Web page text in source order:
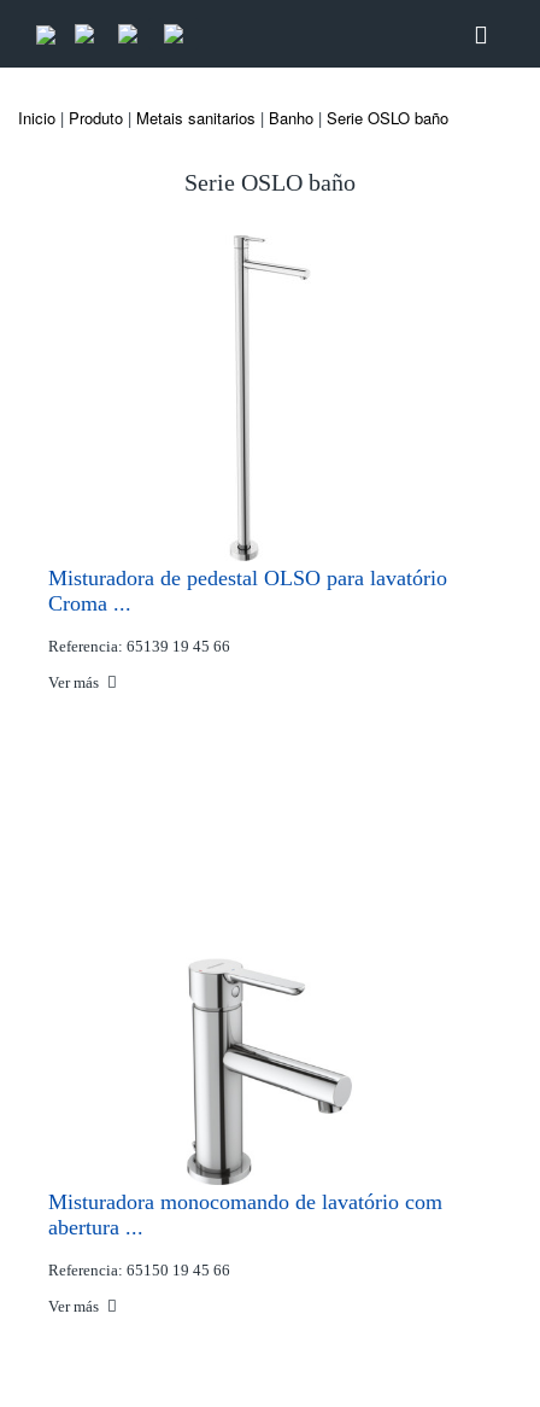
Inicio | Produto | Metais sanitarios | Banho | Serie OSLO baño
Serie OSLO baño
Misturadora de pedestal OLSO para lavatório
Croma ...
Referencia: 65139 19 45 66
Ver más
Misturadora monocomando de lavatório com
abertura ...
Referencia: 65150 19 45 66
Ver más